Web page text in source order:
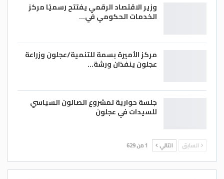
وزير الاقتصاد الرقمي يفتتح رسميًا مركز
الخدمات الحكومي في…
مركز الأميرة بسمة للتنمية/عجلون وزراعة
عجلون ينفذان ورشة…
جلسة حوارية لمشروع الصالون السياسي
للسيدات في عجلون
السابق التالي 1 من 629